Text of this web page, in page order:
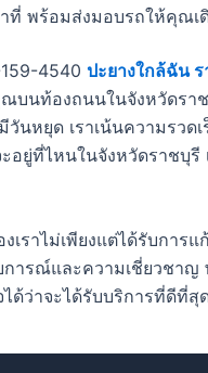
ที่ พร้อมส่งมอบรถให้คุณเ
4540 ปะยางใกล้ฉัน
บนท้องถนนในจังหวัดร
นหยุด เราเน้นความรว
ยู่ที่ไหนในจังหวัดราชบุรี
เราไม่เพียงแต่ได้รับการ
ารณ์และความเชี่ยวชา
ด้ว่าจะได้รับบริการที่ดีที่สุ